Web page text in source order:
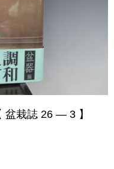
栽誌 26 ― 3 】